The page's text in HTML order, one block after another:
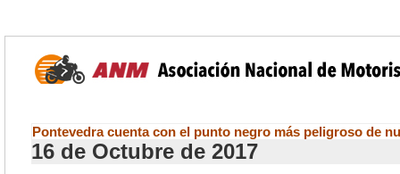
Pontevedra cuenta con el punto negro más peligroso de
16 de Octubre de 2017